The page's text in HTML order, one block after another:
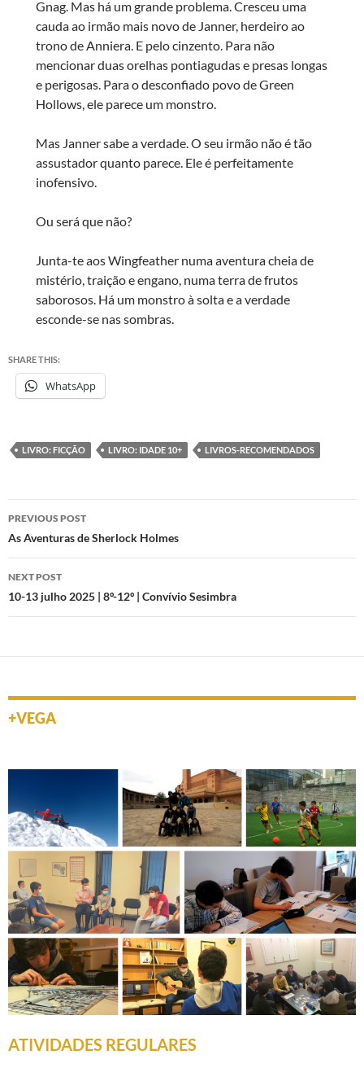
Gnag. Mas há um grande problema. Cresceu uma
cauda ao irmão mais novo de Janner, herdeiro ao
trono de Anniera. E pelo cinzento. Para não
mencionar duas orelhas pontiagudas e presas longas
e perigosas. Para o desconfiado povo de Green
Hollows, ele parece um monstro.
Mas Janner sabe a verdade. O seu irmão não é tão
assustador quanto parece. Ele é perfeitamente
inofensivo.
Ou será que não?
Junta-te aos Wingfeather numa aventura cheia de
mistério, traição e engano, numa terra de frutos
saborosos. Há um monstro à solta e a verdade
esconde-se nas sombras.
SHARE THIS:
WhatsApp
LIVRO: FICÇÃO LIVRO: IDADE 10+ LIVROS-RECOMENDADOS
Post
navigation
PREVIOUS POST
As Aventuras de Sherlock Holmes
NEXT POST
10-13 julho 2025 | 8º-12º | Convívio Sesimbra
+VEGA
ATIVIDADES REGULARES